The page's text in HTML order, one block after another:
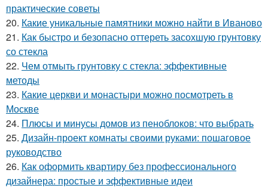
практические советы
20. Какие уникальные памятники можно найти в Иваново
21. Как быстро и безопасно оттереть засохшую грунтовку
со стекла
22. Чем отмыть грунтовку с стекла: эффективные
методы
23. Какие церкви и монастыри можно посмотреть в
Москве
24. Плюсы и минусы домов из пеноблоков: что выбрать
25. Дизайн-проект комнаты своими руками: пошаговое
руководство
26. Как оформить квартиру без профессионального
дизайнера: простые и эффективные идеи